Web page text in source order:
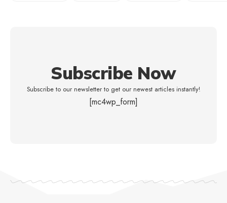
Subscribe Now
Subscribe to our newsletter to get our newest articles instantly!
[mc4wp_form]